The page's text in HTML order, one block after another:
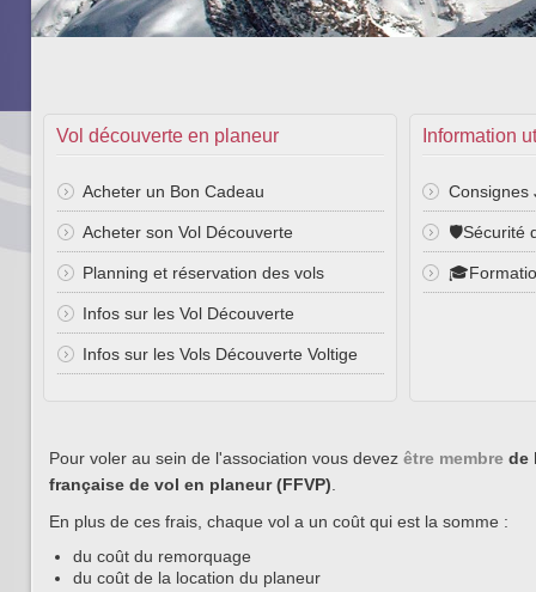
Vol découverte en planeur
Acheter un Bon Cadeau
Acheter son Vol Découverte
Planning et réservation des vols
Infos sur les Vol Découverte
Infos sur les Vols Découverte Voltige
Information
Consignes
🛡️Sécurité
Pour voler au sein de l'association vous devez être membre de
française de vol en planeur (FFVP)
En plus de ces frais, chaque vol a un coût qui est la somme :
du coût du remorquage
du coût de la location du planeur